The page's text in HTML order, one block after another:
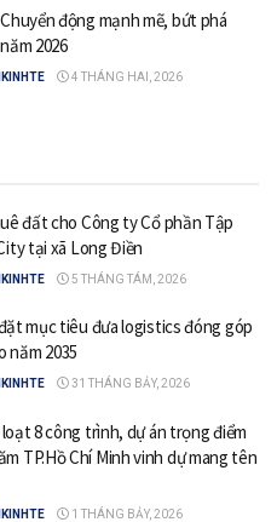
động mạnh mẽ, bứt phá
2026
4 THÁNG HAI, 2026
đất cho Công ty Cổ phần Tập
tại xã Long Điền
5 THÁNG TÁM, 2026
mục tiêu đưa logistics đóng góp
năm 2035
31 THÁNG BẢY, 2026
8 công trình, dự án trọng điểm
TP.Hồ Chí Minh vinh dự mang tên
1 THÁNG BẢY, 2026